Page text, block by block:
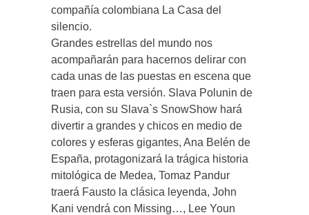
compañía colombiana La Casa del
silencio.
Grandes estrellas del mundo nos
acompañarán para hacernos delirar con
cada unas de las puestas en escena que
traen para esta versión. Slava Polunin de
Rusia, con su Slava`s SnowShow hará
divertir a grandes y chicos en medio de
colores y esferas gigantes, Ana Belén de
España, protagonizará la trágica historia
mitológica de Medea, Tomaz Pandur
traerá Fausto la clásica leyenda, John
Kani vendrá con Missing…, Lee Youn